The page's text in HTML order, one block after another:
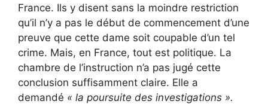
France. Ils y disent sans la moindre restriction
qu’il n’y a pas le début de commencement d’une
preuve que cette dame soit coupable d’un tel
crime. Mais, en France, tout est politique. La
chambre de l’instruction n’a pas jugé cette
conclusion suffisamment claire. Elle a
demandé « la poursuite des investigations ».